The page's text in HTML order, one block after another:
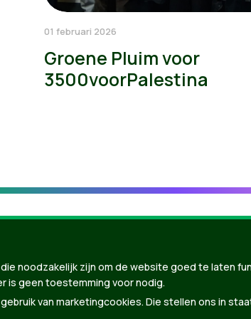
01 februari 2026
Groene Pluim voor
3500voorPalestina
noodzakelijk zijn om de website goed te laten
is geen toestemming voor nodig.
van marketingcookies. Die stellen ons in